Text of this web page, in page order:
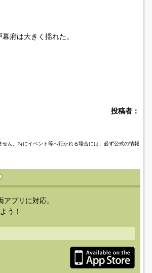
府は大きく揺れた。
投稿者：
ん。特にイベント等へ行かれる場合には、必ず公式の情報
プリに対応。
う！